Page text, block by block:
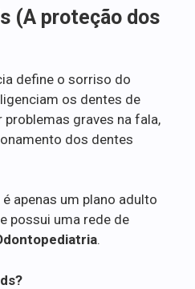
(A proteção dos
define o sorriso do
os dentes de
problemas graves na fala,
dos dentes
é apenas um plano adulto
possui uma rede de
.